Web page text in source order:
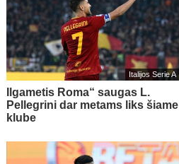
Italijos Serie A
Ilgametis Roma“ saugas L.
Pellegrini dar metams liks šiame
klube